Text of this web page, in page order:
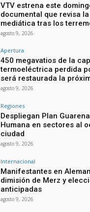
VTV estrena este
documental que revisa
mediática tras los
agosto 9, 2026
Apertura
450 megavatios de la
termoeléctrica perdida
será restaurada la
agosto 9, 2026
Regiones
Despliegan Plan
Humana en sectores al
ciudad
agosto 9, 2026
Internacional
Manifestantes en
dimisión de Merz y
anticipadas
agosto 9, 2026